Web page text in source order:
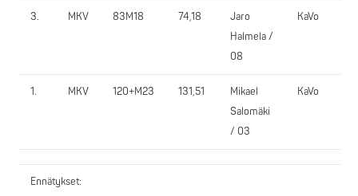
3. MKV 83M18 74,18
Jaro
Halmela /
08
KaVo
1. MKV 120+M23 131,51
Mikael
Salomäki
/ 03
KaVo
Ennätykset: